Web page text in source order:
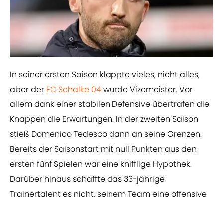
In seiner ersten Saison klappte vieles, nicht alles,
aber der FC Schalke 04wurde Vizemeister. Vor
allem dank einer stabilen Defensive übertrafen die
Knappen die Erwartungen. In der zweiten Saison
stieß Domenico Tedesco dann an seine Grenzen.
Bereits der Saisonstart mit null Punkten aus den
ersten fünf Spielen war eine knifflige Hypothek.
Darüber hinaus schaffte das 33-jährige
Trainertalent es nicht, seinem Team eine offensive